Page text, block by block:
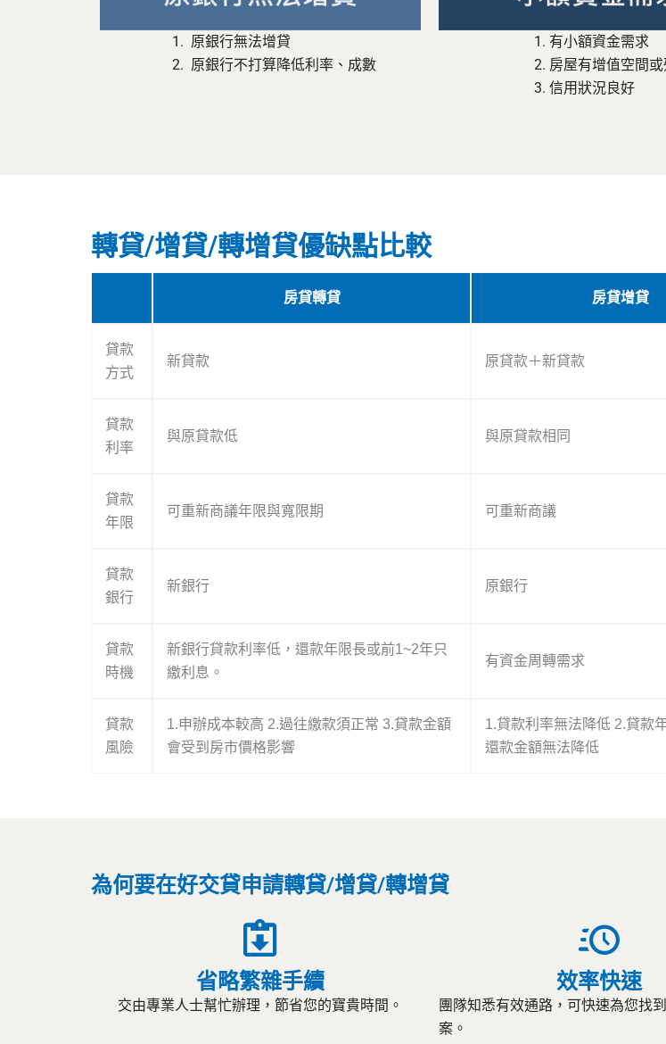
原銀行無法增貸
原銀行不打算降低利率、成數
有小額資金需求
房屋有增值空間或
信用狀況良好
轉貸/增貸/轉增貸優缺點比較
房貸轉貸 房貸增貸
貸款
方式
新貸款 原貸款＋新貸款
貸款
利率
與原貸款低 與原貸款相同
貸款
年限
可重新商議年限與寬限期 可重新商議
貸款
銀行
新銀行 原銀行
貸款
時機
新銀行貸款利率低，還款年限長或前1~2年只
繳利息。
有資金周轉需求
貸款
風險
1.申辦成本較高 2.過往繳款須正常 3.貸款金額
會受到房市價格影響
1.貸款利率無法降低 2.貸款
還款金額無法降低
為何要在好交貸申請轉貸/增貸/轉增貸
省略繁雜手續
交由專業人士幫忙辦理，節省您的寶貴時間。
效率快速
團隊知悉有效通路，可快速為您找
案。